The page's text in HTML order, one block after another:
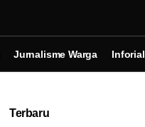
Jurnalisme Warga Inforial
Terbaru